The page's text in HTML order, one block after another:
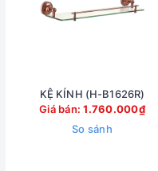
KỆ KÍNH (H-B1626R)
Giá bán:1.760.000₫
So sánh